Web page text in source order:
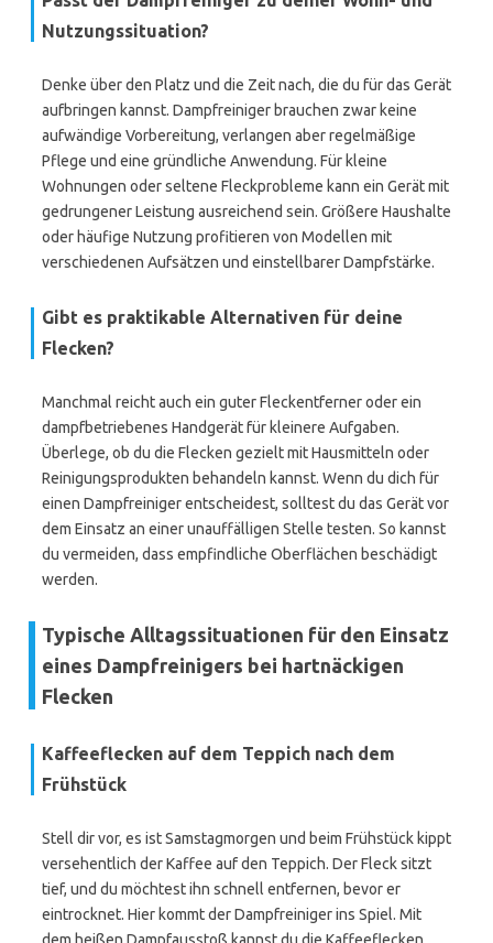
Nutzungssituation?
Denke über den Platz und die Zeit nach, die du für das Gerät
aufbringen kannst. Dampfreiniger brauchen zwar keine
aufwändige Vorbereitung, verlangen aber regelmäßige
Pflege und eine gründliche Anwendung. Für kleine
Wohnungen oder seltene Fleckprobleme kann ein Gerät mit
gedrungener Leistung ausreichend sein. Größere Haushalte
oder häufige Nutzung profitieren von Modellen mit
verschiedenen Aufsätzen und einstellbarer Dampfstärke.
Gibt es praktikable Alternativen für deine
Flecken?
Manchmal reicht auch ein guter Fleckentferner oder ein
dampfbetriebenes Handgerät für kleinere Aufgaben.
Überlege, ob du die Flecken gezielt mit Hausmitteln oder
Reinigungsprodukten behandeln kannst. Wenn du dich für
einen Dampfreiniger entscheidest, solltest du das Gerät vor
dem Einsatz an einer unauffälligen Stelle testen. So kannst
du vermeiden, dass empfindliche Oberflächen beschädigt
werden.
Typische Alltagssituationen für den Einsatz
eines Dampfreinigers bei hartnäckigen
Flecken
Kaffeeflecken auf dem Teppich nach dem
Frühstück
Stell dir vor, es ist Samstagmorgen und beim Frühstück kippt
versehentlich der Kaffee auf den Teppich. Der Fleck sitzt
tief, und du möchtest ihn schnell entfernen, bevor er
eintrocknet. Hier kommt der Dampfreiniger ins Spiel. Mit